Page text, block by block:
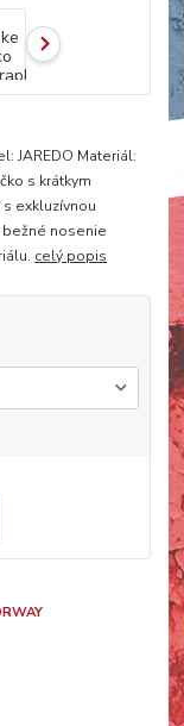
JAREDO Materiál:
s krátkym
s exkluzívnou
bežné nosenie
celý popis